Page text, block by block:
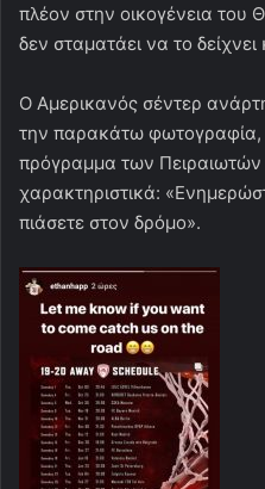
πλέον στην οικογένεια του
δεν σταματάει να το δείχνει
Ο Αμερικανός σέντερ
την παρακάτω φωτογραφία,
πρόγραμμα των
χαρακτηριστικά:
πιάσετε στον δρόμο».